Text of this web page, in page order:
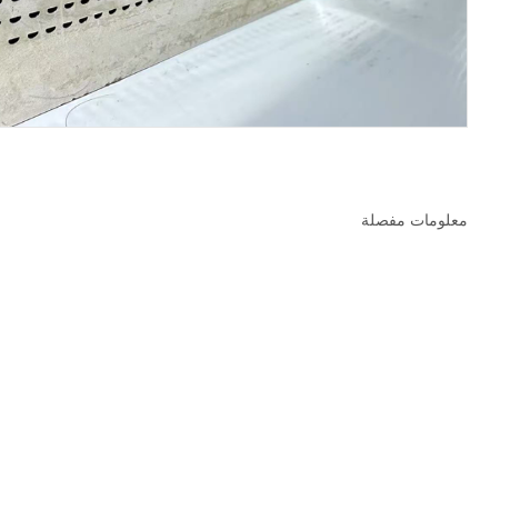
معلومات مفصلة